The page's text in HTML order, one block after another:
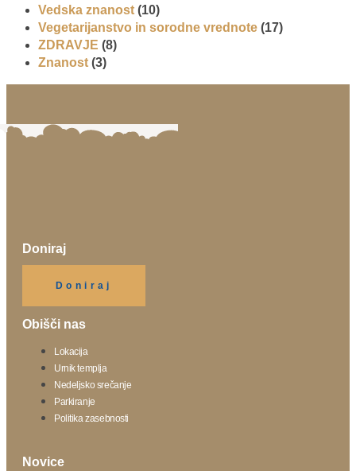
Vedska znanost (10)
Vegetarijanstvo in sorodne vrednote (17)
ZDRAVJE (8)
Znanost (3)
Doniraj
Doniraj
Obišči nas
Lokacija
Urnik templja
Nedeljsko srečanje
Parkiranje
Politika zasebnosti
Novice